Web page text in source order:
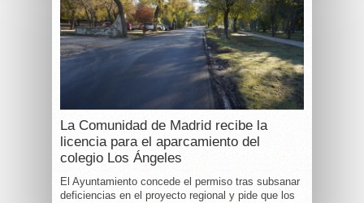
La Comunidad de Madrid recibe la
licencia para el aparcamiento del
colegio Los Ángeles
El Ayuntamiento concede el permiso tras subsanar
deficiencias en el proyecto regional y pide que los